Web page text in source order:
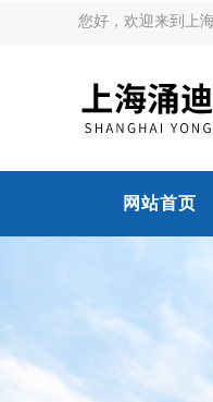
您好，欢迎来到上
网站首页